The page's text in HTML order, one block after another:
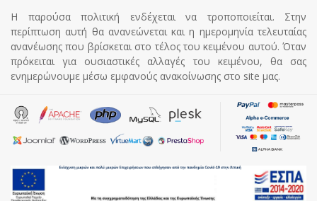
Η παρούσα πολιτική ενδέχεται να τροποποιείται. Στην
περίπτωση αυτή θα ανανεώνεται και η ημερομηνία τελευταίας
ανανέωσης που βρίσκεται στο τέλος του κειμένου αυτού. Όταν
πρόκειται για ουσιαστικές αλλαγές του κειμένου, θα σας
ενημερώνουμε μέσω εμφανούς ανακοίνωσης στο site μας.